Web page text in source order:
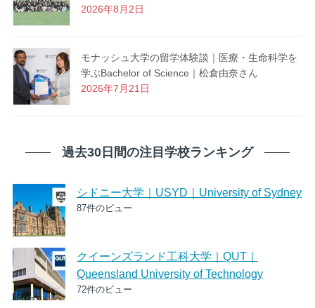
2026年8月2日
モナッシュ大学の留学体験談｜医療・生命科学を
学ぶBachelor of Science｜松倉由奈さん
2026年7月21日
過去30日間の注目学校ランキング
シドニー大学｜USYD｜University of Sydney
87件のビュー
クイーンズランド工科大学｜QUT｜
Queensland University of Technology
72件のビュー